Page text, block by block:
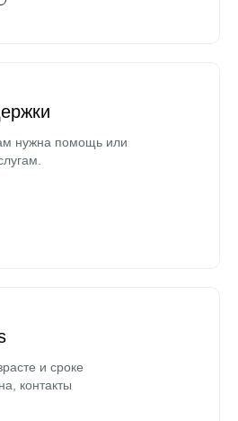
нужна помощь или
и сроке
контакты